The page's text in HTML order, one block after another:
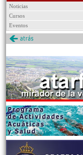
Noticias
Cursos
Eventos